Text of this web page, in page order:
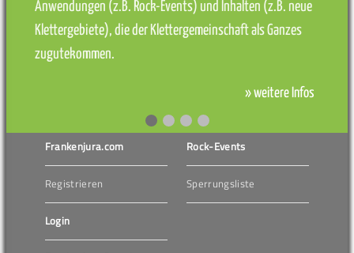
Anwendungen (z.B. Rock-Events) und Inhalten (z.B. neue
Klettergebiete), die der Klettergemeinschaft als Ganzes
zugutekommen.
» weitere Infos
Frankenjura.com
Registrieren
Login
Rock-Events
Sperrungsliste